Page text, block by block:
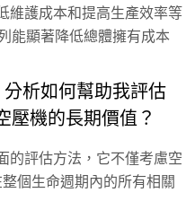
維護成本和提高生產效率等
能顯著降低總體擁有成本
析如何幫助我評估
機的長期價值？
的評估方法，它不僅考慮空
個生命週期內的所有相關